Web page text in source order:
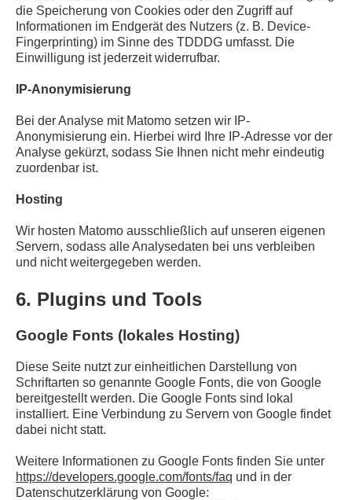
die Speicherung von Cookies oder den Zugriff auf
Informationen im Endgerät des Nutzers (z. B. Device-
Fingerprinting) im Sinne des TDDDG umfasst. Die
Einwilligung ist jederzeit widerrufbar.
IP-Anonymisierung
Bei der Analyse mit Matomo setzen wir IP-
Anonymisierung ein. Hierbei wird Ihre IP-Adresse vor der
Analyse gekürzt, sodass Sie Ihnen nicht mehr eindeutig
zuordenbar ist.
Hosting
Wir hosten Matomo ausschließlich auf unseren eigenen
Servern, sodass alle Analysedaten bei uns verbleiben
und nicht weitergegeben werden.
6. Plugins und Tools
Google Fonts (lokales Hosting)
Diese Seite nutzt zur einheitlichen Darstellung von
Schriftarten so genannte Google Fonts, die von Google
bereitgestellt werden. Die Google Fonts sind lokal
installiert. Eine Verbindung zu Servern von Google findet
dabei nicht statt.
Weitere Informationen zu Google Fonts finden Sie unter
https://developers.google.com/fonts/faq und in der
Datenschutzerklärung von Google: